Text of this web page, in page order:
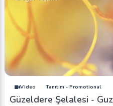
Video Tanıtım - Promotional
Güzeldere Şelalesi -